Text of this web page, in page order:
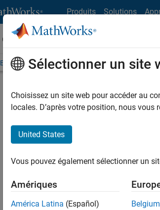
Produits Solutions
chez MathWorks
Explorer nos opportunités Adresses de nos
FILTRER PAR
Sélectionner un site
Choisissez un site web pour accéder au
locales. D’après votre position, nous
United States
Vous pouvez également sélectionner un
Amériques
América Latina (Español)
Belgium